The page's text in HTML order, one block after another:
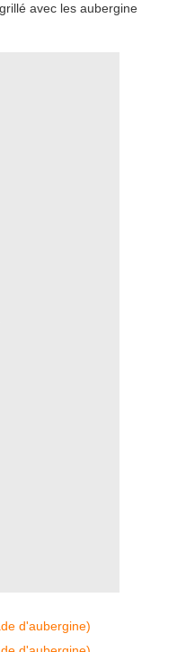
avec les aubergine